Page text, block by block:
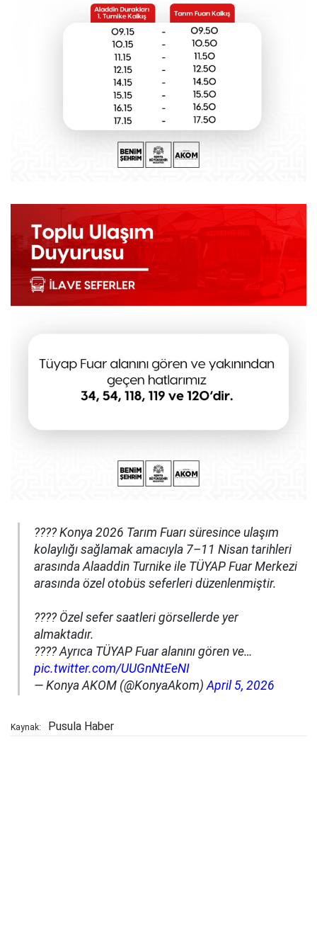
???? Konya 2026 Tarım Fuarı süresince ulaşım
kolaylığı sağlamak amacıyla 7–11 Nisan tarihleri
arasında Alaaddin Turnike ile TÜYAP Fuar Merkezi
arasında özel otobüs seferleri düzenlenmiştir.
???? Özel sefer saatleri görsellerde yer
almaktadır.
???? Ayrıca TÜYAP Fuar alanını gören ve…
pic.twitter.com/UUGnNtEeNI
— Konya AKOM (@KonyaAkom)April 5, 2026
Kaynak: Pusula Haber